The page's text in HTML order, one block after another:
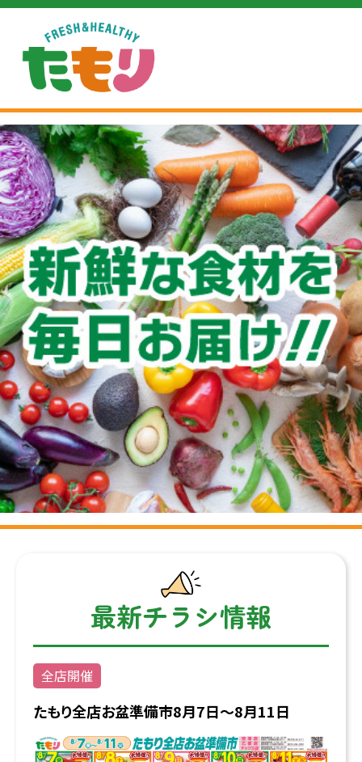
Slide 1 of 3.
最新チラシ情報
たもり全店お盆準備市8月7日〜8月11日
全店開催